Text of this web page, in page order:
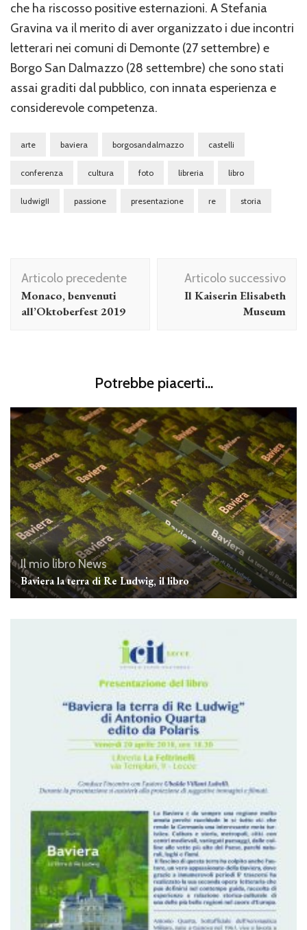
che ha riscosso positive esternazioni. A Stefania
Gravina va il merito di aver organizzato i due incontri
letterari nei comuni di Demonte (27 settembre) e
Borgo San Dalmazzo (28 settembre) che sono stati
assai graditi dal pubblico, con innata esperienza e
considerevole competenza.
arte baviera borgosandalmazzo castelli
conferenza cultura foto libreria libro
ludwigII passione presentazione re storia
Navigazione
articolo
Articolo precedente
Monaco, benvenuti
all’Oktoberfest 2019
Articolo successivo
Il Kaiserin Elisabeth
Museum
Potrebbe piacerti...
Il mio libroNews
Baviera la terra di Re Ludwig, il libro